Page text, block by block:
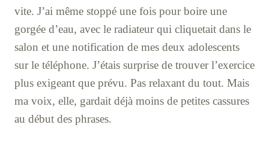
vite. J’ai même stoppé une fois pour boire une
gorgée d’eau, avec le radiateur qui cliquetait dans le
salon et une notification de mes deux adolescents
sur le téléphone. J’étais surprise de trouver l’exercice
plus exigeant que prévu. Pas relaxant du tout. Mais
ma voix, elle, gardait déjà moins de petites cassures
au début des phrases.